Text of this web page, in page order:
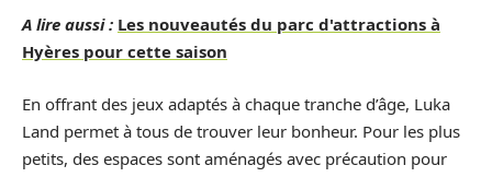
A lire aussi : Les nouveautés du parc d'attractions à
Hyères pour cette saison
En offrant des jeux adaptés à chaque tranche d’âge, Luka
Land permet à tous de trouver leur bonheur. Pour les plus
petits, des espaces sont aménagés avec précaution pour